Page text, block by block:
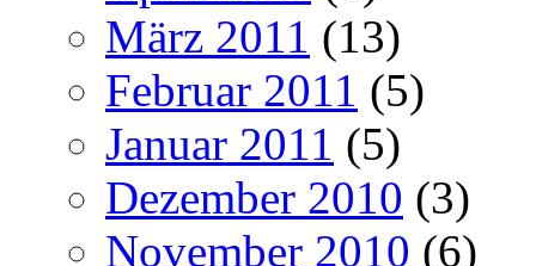
März 2011 (13)
Februar 2011 (5)
Januar 2011 (5)
Dezember 2010 (3)
November 2010 (6)